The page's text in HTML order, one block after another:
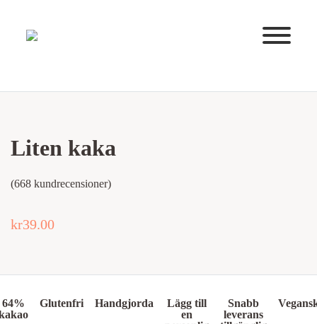
Huvudnavigering
Liten kaka
(668 kundrecensioner)
kr39.00
64%
Glutenfri Handgjorda
Lägg till
en
Snabb
leverans